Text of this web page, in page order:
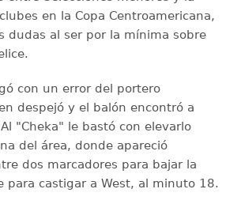
en la Copa Centroamericana,
dudas al ser por la mínima sobre
con un error del portero
despejó y el balón encontró a
"Cheka" le bastó con elevarlo
del área, donde apareció
dos marcadores para bajar la
para castigar a West, al minuto 18.